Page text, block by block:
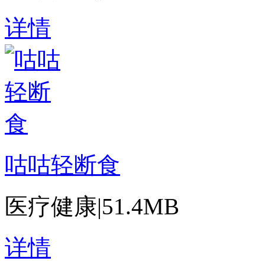
详情
咕咕轻断食
医疗健康|51.4MB
详情